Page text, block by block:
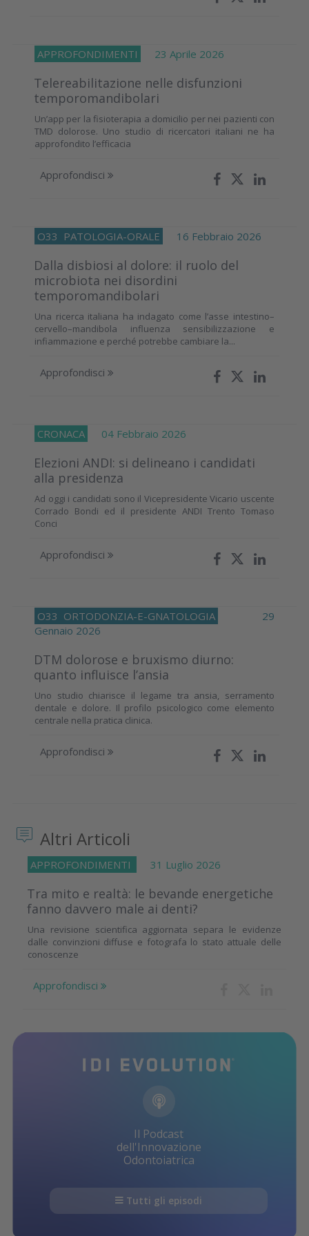
APPROFONDIMENTI 23 Aprile 2026
Telereabilitazione nelle disfunzioni
temporomandibolari
Un’app per la fisioterapia a domicilio per nei pazienti con
TMD dolorose. Uno studio di ricercatori italiani ne ha
approfondito l’efficacia
Approfondisci
O33 PATOLOGIA-ORALE 16 Febbraio 2026
Dalla disbiosi al dolore: il ruolo del
microbiota nei disordini
temporomandibolari
Una ricerca italiana ha indagato come l’asse intestino–
cervello–mandibola influenza sensibilizzazione e
infiammazione e perché potrebbe cambiare la...
Approfondisci
CRONACA 04 Febbraio 2026
Elezioni ANDI: si delineano i candidati
alla presidenza
Ad oggi i candidati sono il Vicepresidente Vicario uscente
Corrado Bondi ed il presidente ANDI Trento Tomaso
Conci
Approfondisci
O33 ORTODONZIA-E-GNATOLOGIA
29
Gennaio 2026
DTM dolorose e bruxismo diurno:
quanto influisce l’ansia
Uno studio chiarisce il legame tra ansia, serramento
dentale e dolore. Il profilo psicologico come elemento
centrale nella pratica clinica.
Approfondisci
Altri Articoli
APPROFONDIMENTI 31 Luglio 2026
Tra mito e realtà: le bevande energetiche
fanno davvero male ai denti?
Una revisione scientifica aggiornata separa le evidenze
dalle convinzioni diffuse e fotografa lo stato attuale delle
conoscenze
Approfondisci
Il Podcast
dell'Innovazione
Odontoiatrica
Tutti gli episodi